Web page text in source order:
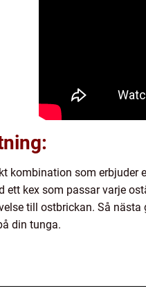
kombination som erbjuder
ett kex som passar varje
till ostbrickan. Så
din tunga.